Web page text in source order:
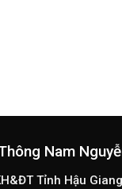
Nam
Tỉnh Hậu